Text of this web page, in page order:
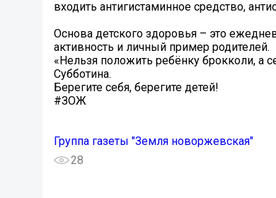
входить антигистаминное средство,
Основа детского здоровья – это
активность и личный пример родителей.
«Нельзя положить ребёнку брокколи, а
Субботина.
Берегите себя, берегите детей!
#ЗОЖ
Группа газеты "Земля новоржевская"
28